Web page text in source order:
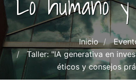
Inicio
Taller: "IA generativa en
éticos y consejos